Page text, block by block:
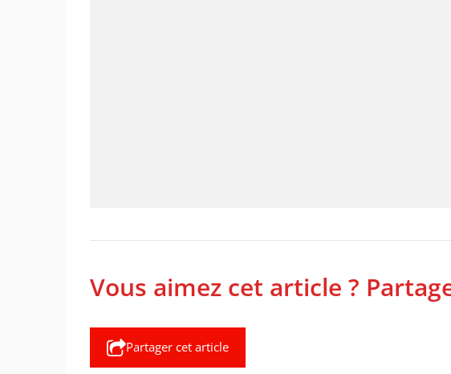
Vous aimez cet article ?
Partager cet article